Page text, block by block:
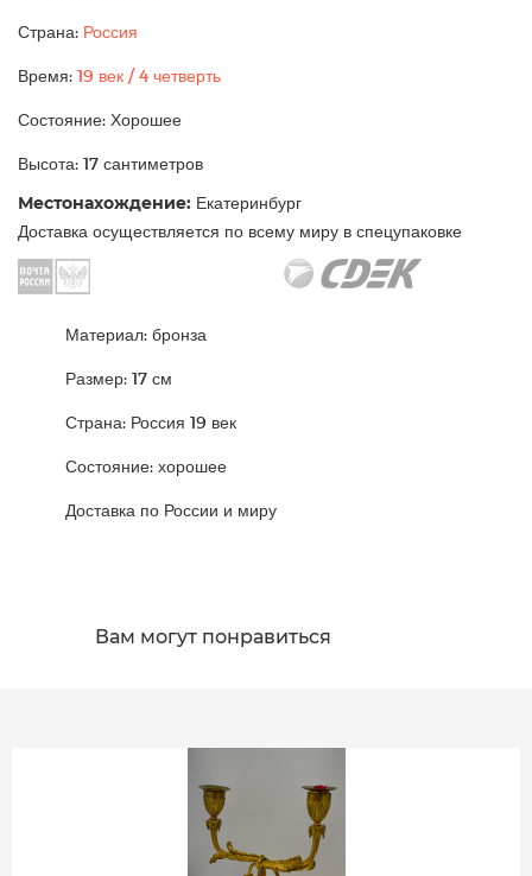
Страна: Россия
Время: 19 век / 4 четверть
Состояние: Хорошее
Высота: 17 сантиметров
Местонахождение: Екатеринбург
Доставка осуществляется по всему миру в спецупаковке
Материал: бронза
Размер: 17 см
Страна: Россия 19 век
Состояние: хорошее
Доставка по России и миру
Вам могут понравиться